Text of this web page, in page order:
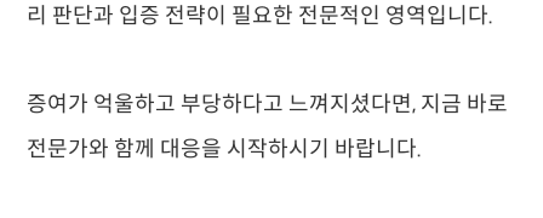
리 판단과 입증 전략이 필요한 전문적인 영역입니다.
증여가 억울하고 부당하다고 느껴지셨다면, 지금 바로
전문가와 함께 대응을 시작하시기 바랍니다.